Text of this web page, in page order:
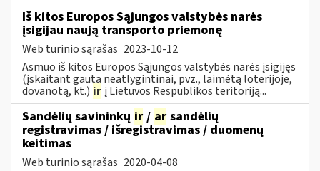
Iš kitos Europos Sąjungos valstybės narės
įsigijau naują transporto priemonę
Web turinio sąrašas 2023-10-12
Asmuo iš kitos Europos Sąjungos valstybės narės įsigijęs
(įskaitant gautą neatlygintinai, pvz., laimėtą loterijoje,
dovanotą, kt.) ir į Lietuvos Respublikos teritoriją...
Sandėlių savininkų ir / ar sandėlių
registravimas / išregistravimas / duomenų
keitimas
Web turinio sąrašas 2020-04-08